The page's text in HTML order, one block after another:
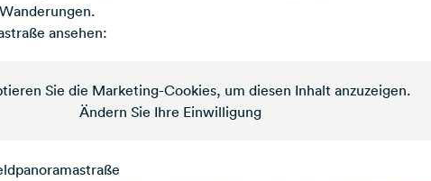
ansehen:
Sie die Marketing-Cookies, um diesen Inhalt anzuzeigen.
Ändern Sie Ihre Einwilligung